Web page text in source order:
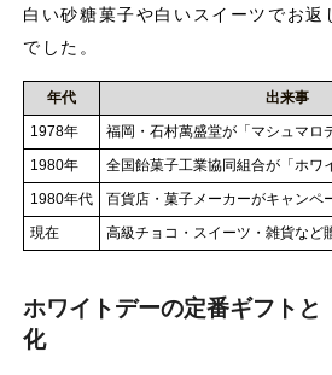
白い砂糖菓子や白いスイーツでお返
でした。
年代
出来事
1978年
福岡・石村萬盛堂が「マシュマロ
1980年
全国飴菓子工業協同組合が「ホワ
1980年代
百貨店・菓子メーカーがキャンペ
現在
高級チョコ・スイーツ・雑貨など
ホワイトデーの定番ギフトと
化